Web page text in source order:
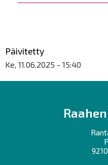
Päivitetty
Ke, 11.06.2025 - 15:40